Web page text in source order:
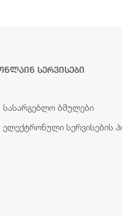
სერვისები
სასარგებლო ბმულები
ელექტრონული სერვისების